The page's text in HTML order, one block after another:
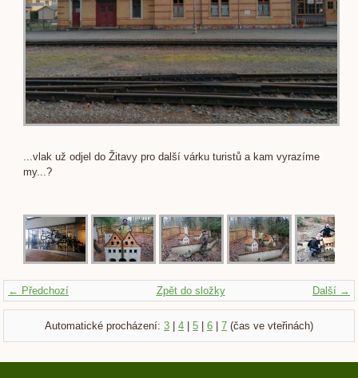
...vlak už odjel do Žitavy pro další várku turistů a kam vyrazíme
my...?
← Předchozí Další →
Zpět do složky
Automatické procházení: 3 | 4 | 5 | 6 | 7 (čas ve vteřinách)